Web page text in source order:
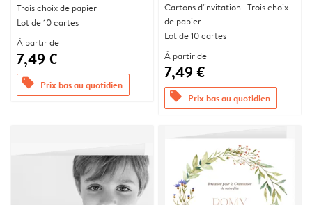
Trois choix de papier
Lot de 10 cartes
À partir de
7,49 €
offers Prix bas au quotidien
Cartons d'invitation | Trois choix
de papier
Lot de 10 cartes
À partir de
7,49 €
offers Prix bas au quotidien